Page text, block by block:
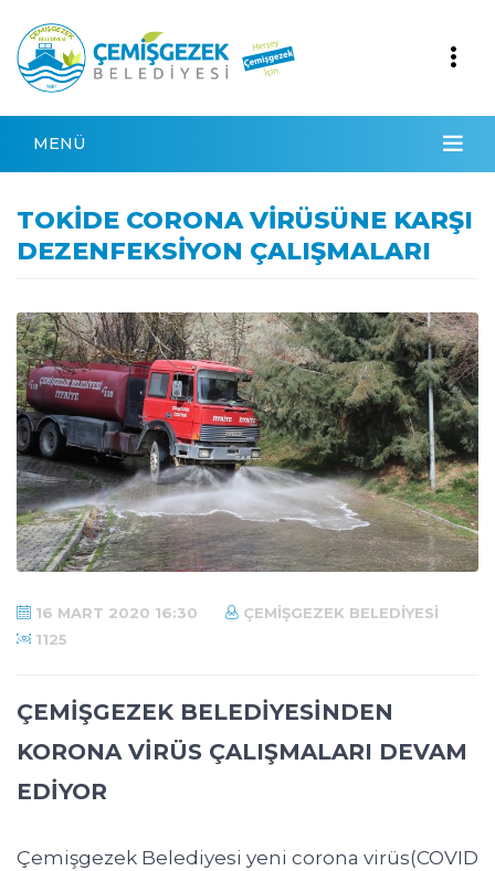
MENÜ
TOKİDE CORONA VİRÜSÜNE KARŞI
DEZENFEKSİYON ÇALIŞMALARI
16 MART 2020 16:30
ÇEMIŞGEZEK BELEDIYESI
1125
ÇEMİŞGEZEK BELEDİYESİNDEN
KORONA VİRÜS ÇALIŞMALARI DEVAM
EDİYOR
Çemişgezek Belediyesi yeni corona virüs(COVID